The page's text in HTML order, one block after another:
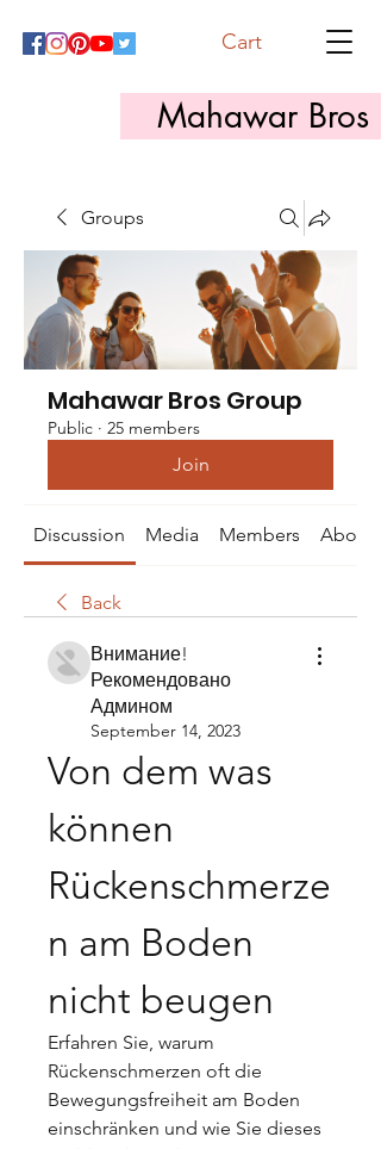
Mahawar Bros
Cart
Groups
Mahawar Bros Group
Public · 25 members
Join
Discussion Media Members About
Back
Внимание!
Рекомендовано
Админом
September 14, 2023
Von dem was
können
Rückenschmerze
n am Boden
nicht beugen
Erfahren Sie, warum
Rückenschmerzen oft die
Bewegungsfreiheit am Boden
einschränken und wie Sie dieses